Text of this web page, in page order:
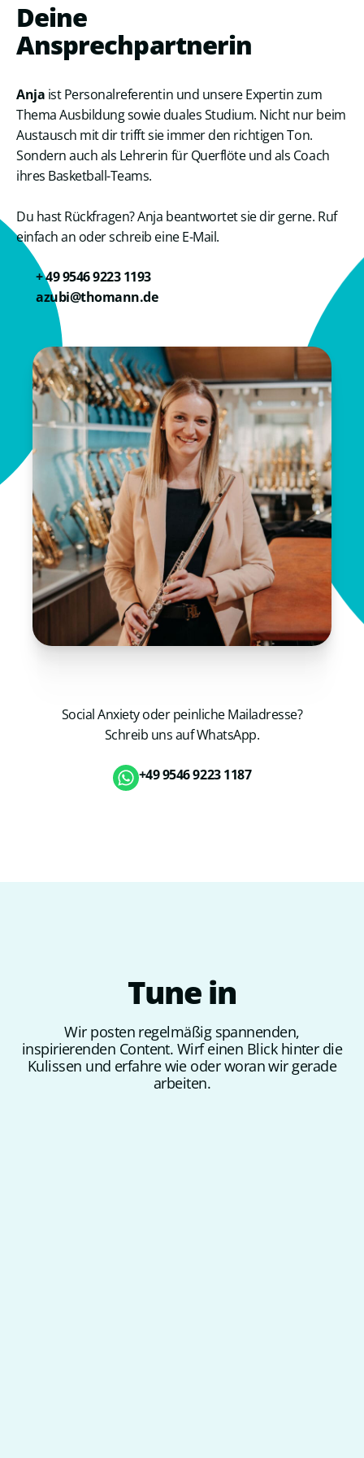
Deine
Ansprechpartnerin
Anja ist Personalreferentin und unsere Expertin zum
Thema Ausbildung sowie duales Studium. Nicht nur beim
Austausch mit dir trifft sie immer den richtigen Ton.
Sondern auch als Lehrerin für Querflöte und als Coach
ihres Basketball-Teams.
Du hast Rückfragen? Anja beantwortet sie dir gerne. Ruf
einfach an oder schreib eine E-Mail.
+ 49 9546 9223 1193
azubi@thomann.de
Social Anxiety oder peinliche Mailadresse?
Schreib uns auf WhatsApp.
+49 9546 9223 1187
Tune in
Wir posten regelmäßig spannenden,
inspirierenden Content. Wirf einen Blick hinter die
Kulissen und erfahre wie oder woran wir gerade
arbeiten.